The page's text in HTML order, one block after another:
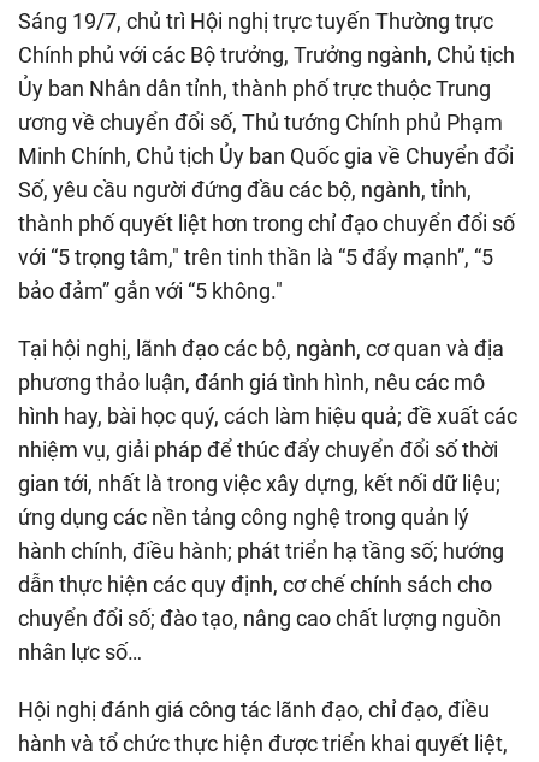
Sáng 19/7, chủ trì Hội nghị trực tuyến Thường trực
Chính phủ với các Bộ trưởng, Trưởng ngành, Chủ tịch
Ủy ban Nhân dân tỉnh, thành phố trực thuộc Trung
ương về chuyển đổi số, Thủ tướng Chính phủ Phạm
Minh Chính, Chủ tịch Ủy ban Quốc gia về Chuyển đổi
Số, yêu cầu người đứng đầu các bộ, ngành, tỉnh,
thành phố quyết liệt hơn trong chỉ đạo chuyển đổi số
với “5 trọng tâm," trên tinh thần là “5 đẩy mạnh”, “5
bảo đảm” gắn với “5 không."
Tại hội nghị, lãnh đạo các bộ, ngành, cơ quan và địa
phương thảo luận, đánh giá tình hình, nêu các mô
hình hay, bài học quý, cách làm hiệu quả; đề xuất các
nhiệm vụ, giải pháp để thúc đẩy chuyển đổi số thời
gian tới, nhất là trong việc xây dựng, kết nối dữ liệu;
ứng dụng các nền tảng công nghệ trong quản lý
hành chính, điều hành; phát triển hạ tầng số; hướng
dẫn thực hiện các quy định, cơ chế chính sách cho
chuyển đổi số; đào tạo, nâng cao chất lượng nguồn
nhân lực số…
Hội nghị đánh giá công tác lãnh đạo, chỉ đạo, điều
hành và tổ chức thực hiện được triển khai quyết liệt,